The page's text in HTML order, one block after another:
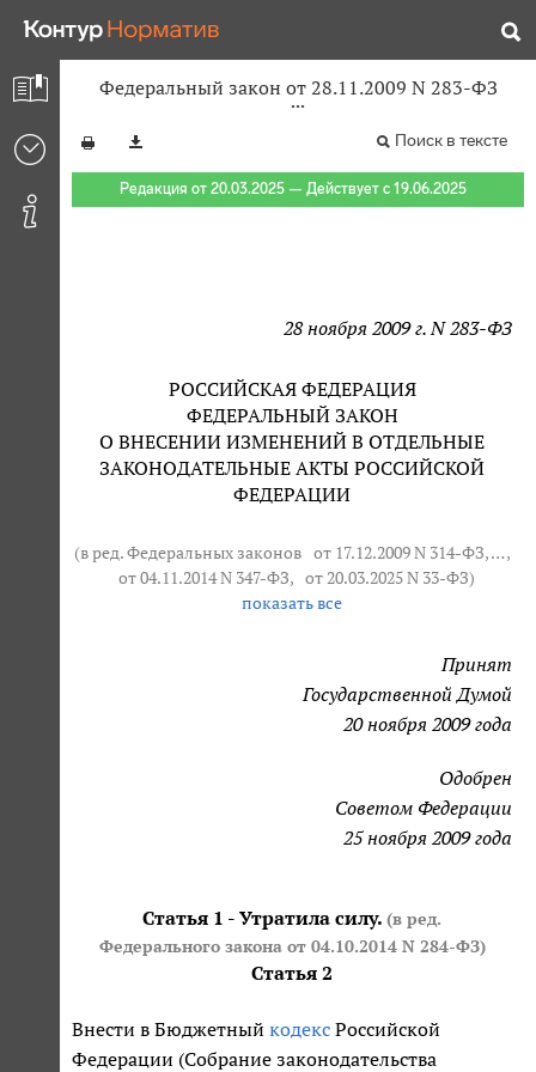
Федеральный закон от 28.11.2009 N 283-ФЗ
Поиск в тексте
Редакция от 20.03.2025 — Действует с 19.06.2025
28 ноября 2009 г. N 283-ФЗ
РОССИЙСКАЯ ФЕДЕРАЦИЯ
ФЕДЕРАЛЬНЫЙ ЗАКОН
О ВНЕСЕНИИ ИЗМЕНЕНИЙ В ОТДЕЛЬНЫЕ
ЗАКОНОДАТЕЛЬНЫЕ АКТЫ РОССИЙСКОЙ
ФЕДЕРАЦИИ
(в ред. Федеральных законов от 17.12.2009 N 314-ФЗ, … ,
от 04.11.2014 N 347-ФЗ, от 20.03.2025 N 33-ФЗ)
показать все
Принят
Государственной Думой
20 ноября 2009 года
Одобрен
Советом Федерации
25 ноября 2009 года
Статья 1 - Утратила силу. (в ред.
Федерального закона от 04.10.2014 N 284-ФЗ)
Статья 2
Внести в Бюджетный кодекс Российской
Федерации (Собрание законодательства